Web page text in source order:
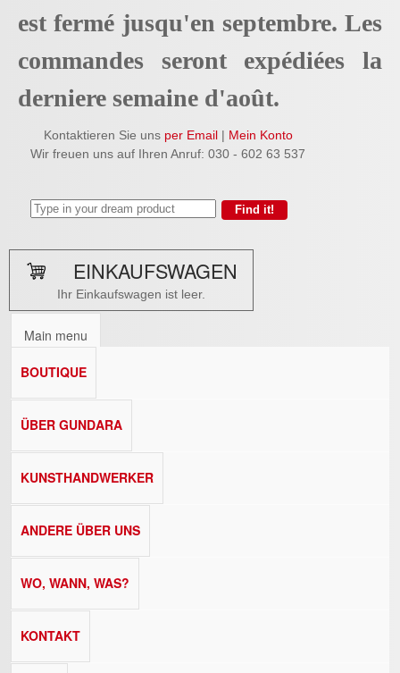
est fermé jusqu'en septembre. Les
commandes seront expédiées la
derniere semaine d'août.
Kontaktieren Sie uns per Email| Mein Konto
Wir freuen uns auf Ihren Anruf: 030 - 602 63 537
EINKAUFSWAGEN
Ihr Einkaufswagen ist leer.
Main menu
BOUTIQUE
ÜBER GUNDARA
KUNSTHANDWERKER
ANDERE ÜBER UNS
WO, WANN, WAS?
KONTAKT